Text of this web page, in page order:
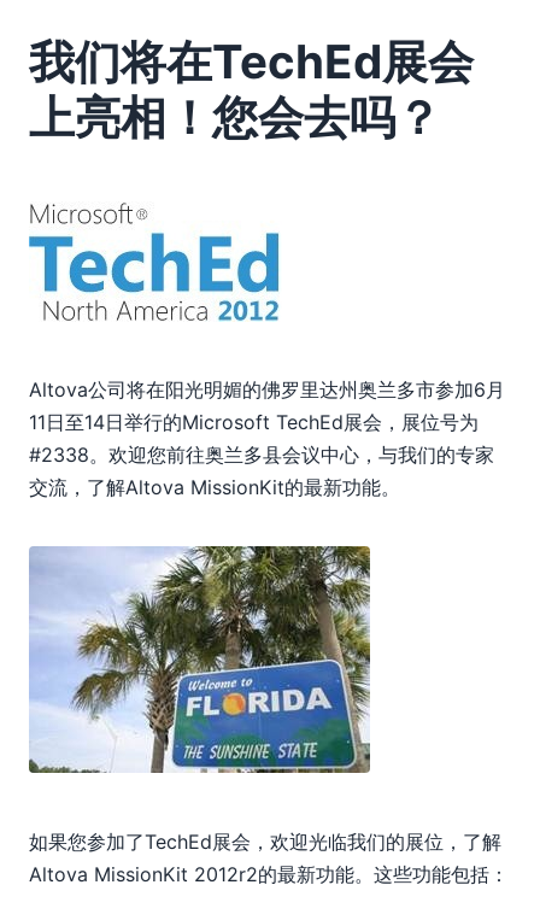
2012
01
02
03
06
利用Web服务作为查找表，以优化GPS数据
我们将在TechEd展会上亮相！您会去吗？
08
10
11
2011
2010
2009
我们将在TechEd展会
上亮相！您会去吗？
Altova公司将在阳光明媚的佛罗里达州奥兰多市参加6月
11日至14日举行的Microsoft TechEd展会，展位号为
#2338。欢迎您前往奥兰多县会议中心，与我们的专家
交流，了解Altova MissionKit的最新功能。
如果您参加了TechEd展会，欢迎光临我们的展位，了解
Altova MissionKit 2012r2的最新功能。这些功能包括：